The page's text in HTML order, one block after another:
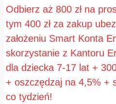
Odbierz aż 800 zł na
tym 400 zł za zakup
założeniu Smart Konta
skorzystanie z Kantoru
dla dziecka 7-17 lat +
+ oszczędzaj na 4,5% +
co tydzień!